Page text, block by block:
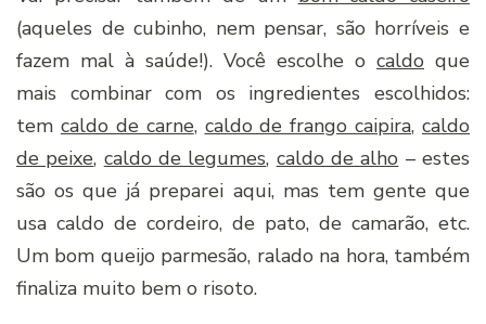
(aqueles de cubinho, nem pensar, são horríveis e
fazem mal à saúde!). Você escolhe o caldo que
mais combinar com os ingredientes escolhidos:
tem caldo de carne, caldo de frango caipira, caldo
de peixe, caldo de legumes, caldo de alho – estes
são os que já preparei aqui, mas tem gente que
usa caldo de cordeiro, de pato, de camarão, etc.
Um bom queijo parmesão, ralado na hora, também
finaliza muito bem o risoto.